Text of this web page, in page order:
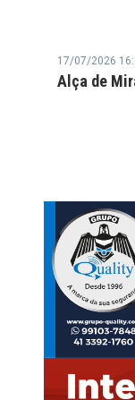
17/07/2026
Alça de